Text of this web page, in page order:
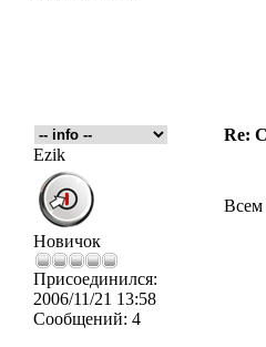
Re:
Ezik
Новичок
Присоединился:
2006/11/21 13:58
Сообщений: 4
Всем